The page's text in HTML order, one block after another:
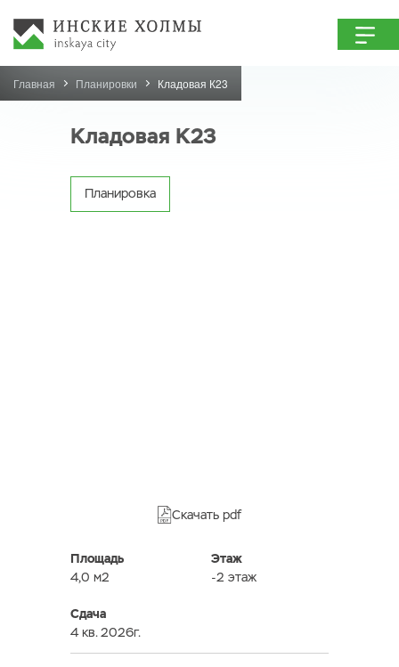
Главная Планировки Кладовая К23
Кладовая К23
Планировка
Скачать pdf
Площадь
4,0 м2
Этаж
-2 этаж
Сдача
4 кв. 2026г.